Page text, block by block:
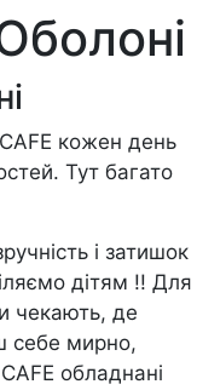
CAFE кожен день
Тут багато
і затишок
дітям !! Для
чекають, де
себе мирно,
обладнані